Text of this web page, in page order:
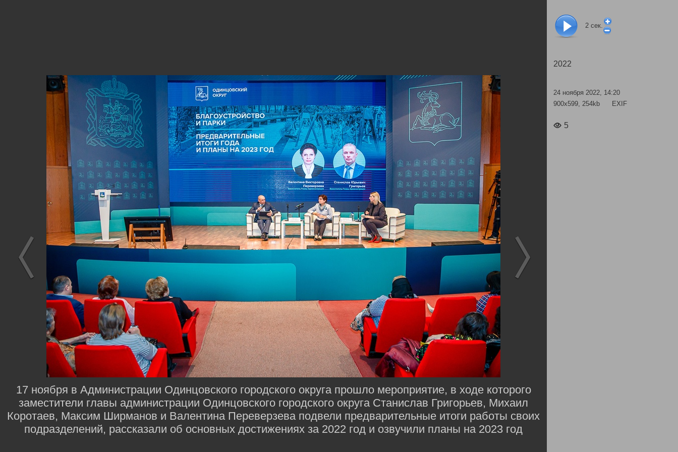
2 сек.
2022
24 ноября 2022, 14:20
900x599, 254kb
EXIF
5
17 ноября в Администрации Одинцовского городского округа прошло мероприятие, в ходе которого
заместители главы администрации Одинцовского городского округа Станислав Григорьев, Михаил
Коротаев, Максим Ширманов и Валентина Переверзева подвели предварительные итоги работы своих
подразделений, рассказали об основных достижениях за 2022 год и озвучили планы на 2023 год